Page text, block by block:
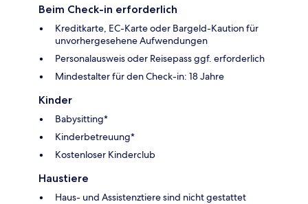
Beim Check-in erforderlich
Kreditkarte, EC-Karte oder Bargeld-Kaution für
unvorhergesehene Aufwendungen
Personalausweis oder Reisepass ggf. erforderlich
Mindestalter für den Check-in: 18 Jahre
Kinder
Babysitting*
Kinderbetreuung*
Kostenloser Kinderclub
Haustiere
Haus- und Assistenztiere sind nicht gestattet